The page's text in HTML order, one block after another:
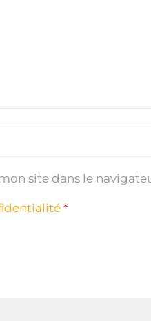
site dans le
*